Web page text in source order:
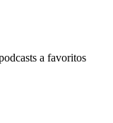
a favoritos